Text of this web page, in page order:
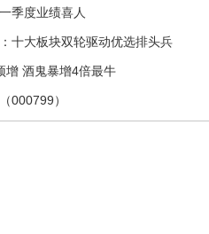
季度业绩喜人
十大板块双轮驱动优选排头兵
增 酒鬼暴增4倍最牛
000799）